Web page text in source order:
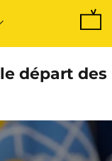
départ des